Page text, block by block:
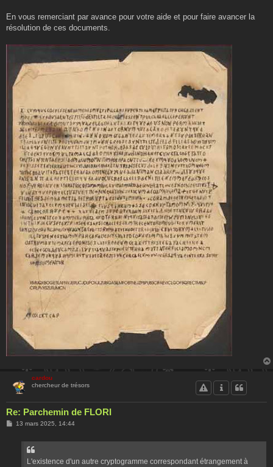
En vous remerciant par avance pour votre aide et pour faire avancer la
résolution de ces documents.
cardou
chercheur de trésors
Re: Parchemin de FLORI
M13 mars 2025, 14:44
L'existence d'un autre cryptogramme correspondant étrangement à